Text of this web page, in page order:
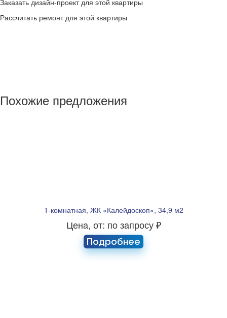
Заказать дизайн-проект для этой квартиры
Рассчитать ремонт для этой квартиры
Похожие предложения
1-комнатная, ЖК «Калейдоскоп», 34,9 м2
Цена, от: по запросу ₽
Подробнее